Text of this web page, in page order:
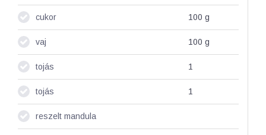
cukor 100 g
vaj 100 g
tojás 1
tojás 1
reszelt mandula